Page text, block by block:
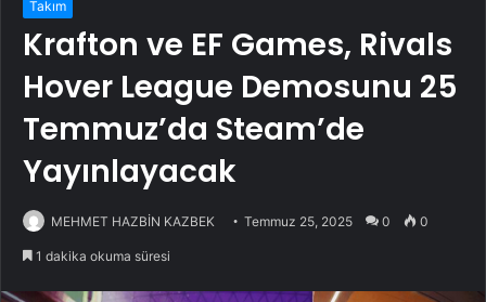
Takım
Krafton ve EF Games, Rivals
Hover League Demosunu 25
Temmuz’da Steam’de
Yayınlayacak
MEHMET HAZBİN KAZBEK Temmuz 25, 2025 0 0
1 dakika okuma süresi